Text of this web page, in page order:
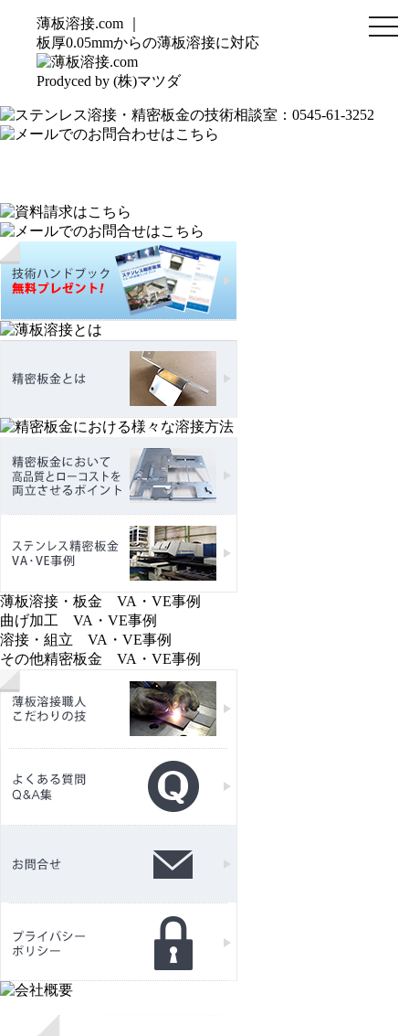
薄板溶接.com ｜
板厚0.05mmからの薄板溶接に対応
Prodyced by (株)マツダ
薄板溶接・板金 VA・VE事例
曲げ加工 VA・VE事例
溶接・組立 VA・VE事例
その他精密板金 VA・VE事例